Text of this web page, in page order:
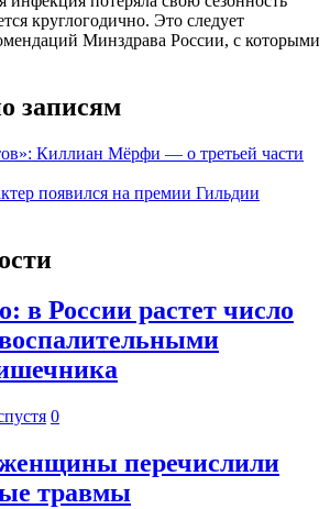
круглогодично. Это следует
Минздрава России, с которыми
записям
Киллиан Мёрфи — о третьей части
появился на премии Гильдии
в России растет число
0
перечислили
травмы